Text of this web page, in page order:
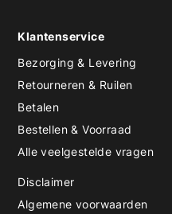
Klantenservice
Bezorging & Levering
Retourneren & Ruilen
Betalen
Bestellen & Voorraad
Alle veelgestelde vragen
Disclaimer
Algemene voorwaarden